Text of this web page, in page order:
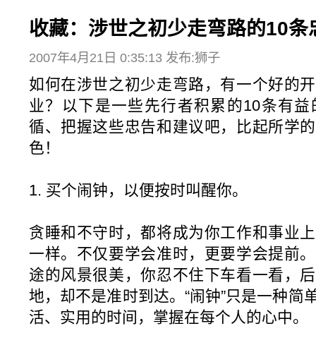
收藏：涉世之初少走弯路的10条
2007年4月21日 0:35:13 发布:狮子
如何在涉世之初少走弯路，有一个好的
业？以下是一些先行者积累的10条有
循、把握这些忠告和建议吧，比起所学
色！
1. 买个闹钟，以便按时叫醒你。
贪睡和不守时，都将成为你工作和事业
一样。不仅要学会准时，更要学会提前
途的风景很美，你忍不住下车看一看，
地，却不是准时到达。“闹钟”只是一种简
活、实用的时间，掌握在每个人的心中。